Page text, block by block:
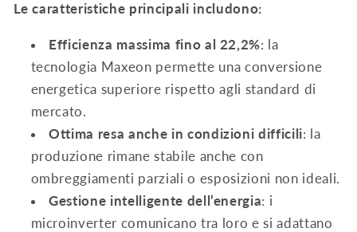
Le caratteristiche principali includono:
Efficienza massima fino al 22,2%: la
tecnologia Maxeon permette una conversione
energetica superiore rispetto agli standard di
mercato.
Ottima resa anche in condizioni difficili: la
produzione rimane stabile anche con
ombreggiamenti parziali o esposizioni non ideali.
Gestione intelligente dell’energia: i
microinverter comunicano tra loro e si adattano